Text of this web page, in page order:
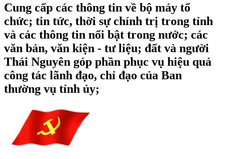
Cung cấp các thông tin về bộ máy tổ
chức; tin tức, thời sự chính trị trong tỉnh
và các thông tin nổi bật trong nước; các
văn bản, văn kiện - tư liệu; đất và người
Thái Nguyên góp phần phục vụ hiệu quả
công tác lãnh đạo, chỉ đạo của Ban
thường vụ tỉnh ủy;